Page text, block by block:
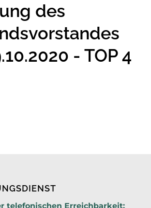
des
- TOP 4
telefonischen Erreichbarkeit: